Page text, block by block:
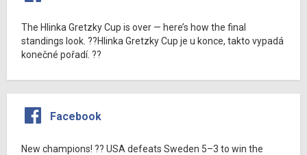
The Hlinka Gretzky Cup is over — here’s how the final
standings look. ??Hlinka Gretzky Cup je u konce, takto vypadá
konečné pořadí. ??
Facebook
New champions! ?? USA defeats Sweden 5–3 to win the